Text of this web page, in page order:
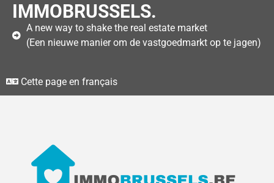
IMMOBRUSSELS.
A new way to shake the real estate market
(Een nieuwe manier om de vastgoedmarkt op te jagen)
Cette page en français